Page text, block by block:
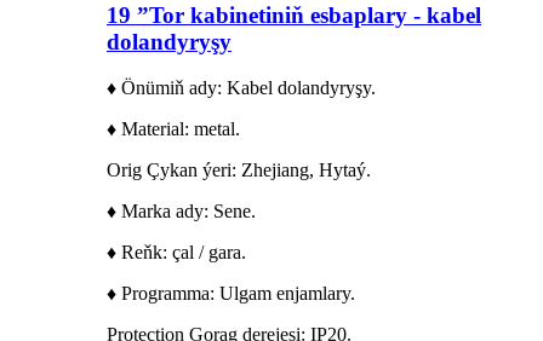
19 ”Tor kabinetiniň esbaplary - kabel
dolandyryşy
♦ Önümiň ady: Kabel dolandyryşy.
♦ Material: metal.
Orig Çykan ýeri: Zhejiang, Hytaý.
♦ Marka ady: Sene.
♦ Reňk: çal / gara.
♦ Programma: Ulgam enjamlary.
Protection Gorag derejesi: IP20.